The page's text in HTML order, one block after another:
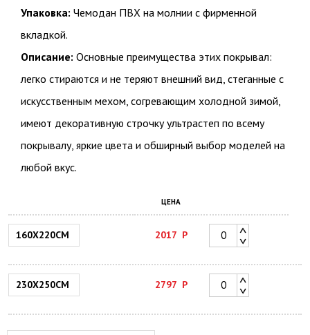
Упаковка: Чемодан ПВХ на молнии с фирменной
вкладкой.
Описание: Основные преимущества этих покрывал:
легко стираются и не теряют внешний вид, стеганные с
искусственным мехом, согревающим холодной зимой,
имеют декоративную строчку ультрастеп по всему
покрывалу, яркие цвета и обширный выбор моделей на
любой вкус.
ЦЕНА
160Х220СМ 2017Р
230Х250СМ 2797Р